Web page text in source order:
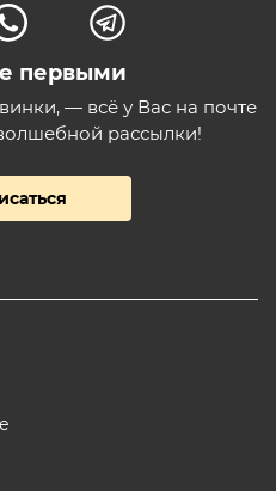
первыми
— всё у Вас на почте
рассылки!